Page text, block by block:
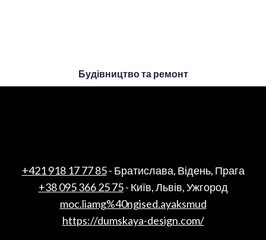
Будівництво та ремонт
+421 918 17 77 85- Братислава, Відень, Прага
+38 095 366 25 75- Київ, Львів, Ужгород
moc.liamg%40ngised.ayaksmud
https://dumskaya-design.com/